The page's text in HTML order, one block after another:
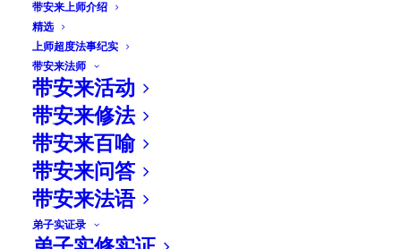
带安来上师介绍
精选
上师超度法事纪实
带安来法师
带安来活动
带安来修法
带安来百喻
带安来问答
带安来法语
弟子实证录
金剛般若波羅蜜經
2023年1月25日 | IN